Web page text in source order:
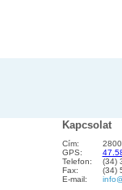
Kapcsolat
Cím:
GPS:
Telefon:
(34)
Fax:
(34)
E-mail: